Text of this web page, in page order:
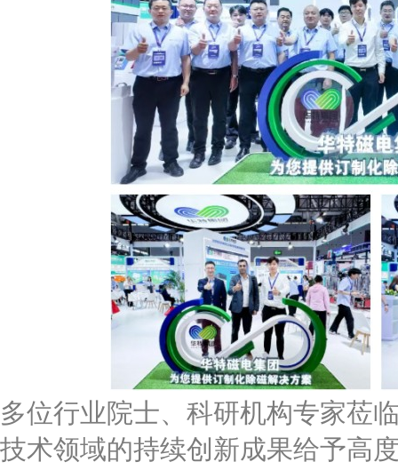
多位行业院士、科研机构专家莅
技术领域的持续创新成果给予高